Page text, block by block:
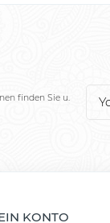
finden Sie u.
KONTO